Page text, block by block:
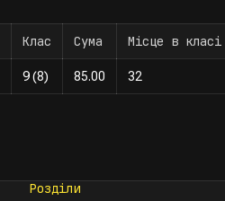
Клас Сума Місце в класі
9 (8) 85.00 32
Розділи